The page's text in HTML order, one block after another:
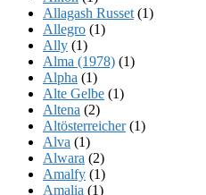
Allagash Russet (1)
Allegro (1)
Ally (1)
Alma (1978) (1)
Alpha (1)
Alte Gelbe (1)
Altena (2)
Altösterreicher(1)
Alva (1)
Alwara (2)
Amalfy (1)
Amalia (1)